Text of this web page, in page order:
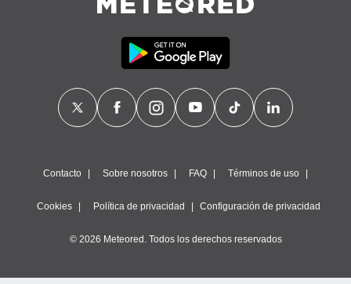
Contacto Sobre nosotros FAQ Términos de uso
Cookies Política de privacidad Configuración de privacidad
© 2026 Meteored. Todos los derechos reservados